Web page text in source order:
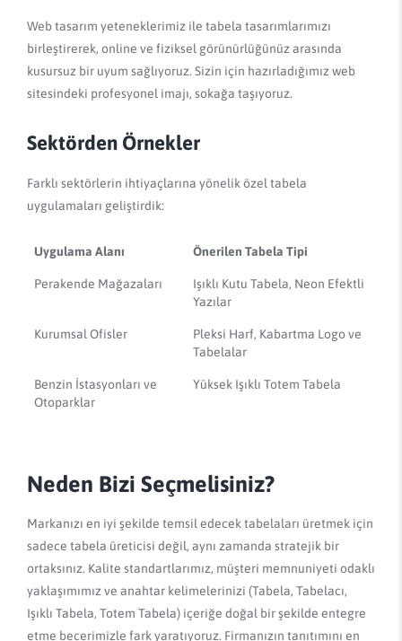
Web tasarım yeteneklerimiz ile tabela tasarımlarımızı
birleştirerek, online ve fiziksel görünürlüğünüz arasında
kusursuz bir uyum sağlıyoruz. Sizin için hazırladığımız web
sitesindeki profesyonel imajı, sokağa taşıyoruz.
Sektörden Örnekler
Farklı sektörlerin ihtiyaçlarına yönelik özel tabela
uygulamaları geliştirdik:
Uygulama Alanı Önerilen Tabela Tipi
Perakende Mağazaları
Işıklı Kutu Tabela, Neon Efektli
Yazılar
Kurumsal Ofisler
Pleksi Harf, Kabartma Logo ve
Tabelalar
Benzin İstasyonları ve
Otoparklar
Yüksek Işıklı Totem Tabela
Neden Bizi Seçmelisiniz?
Markanızı en iyi şekilde temsil edecek tabelaları üretmek için
sadece tabela üreticisi değil, aynı zamanda stratejik bir
ortaksınız. Kalite standartlarımız, müşteri memnuniyeti odaklı
yaklaşımımız ve anahtar kelimelerinizi (Tabela, Tabelacı,
Işıklı Tabela, Totem Tabela) içeriğe doğal bir şekilde entegre
etme becerimizle fark yaratıyoruz. Firmanızın tanıtımını en